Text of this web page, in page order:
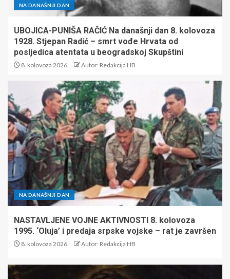
NA DANAŠNJI DAN
UBOJICA-PUNIŠA RAČIĆ Na današnji dan 8. kolovoza
1928. Stjepan Radić – smrt vođe Hrvata od
posljedica atentata u beogradskoj Skupštini
8. kolovoza 2026. Autor: Redakcija HB
NA DANAŠNJI DAN
NASTAVLJENE VOJNE AKTIVNOSTI 8. kolovoza
1995. ‘Oluja’ i predaja srpske vojske – rat je završen
8. kolovoza 2026. Autor: Redakcija HB